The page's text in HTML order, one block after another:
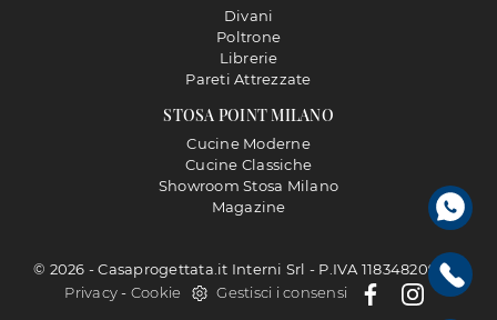
STOSA POINT MILANO
Cucine Moderne
Cucine Classiche
Showroom Stosa Milano
Magazine
Divani
Poltrone
Librerie
Pareti Attrezzate
© 2026 - Casaprogettata.it Interni Srl - P.IVA 11834820968 |
Privacy- Cookie Gestisci i consensi